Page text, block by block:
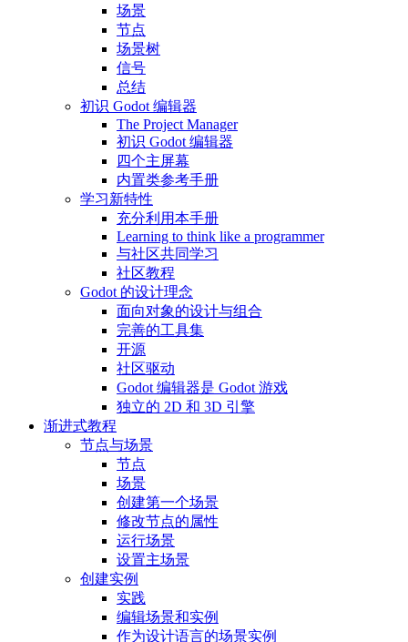
场景
节点
场景树
信号
总结
初识 Godot 编辑器
The Project Manager
初识 Godot 编辑器
四个主屏幕
内置类参考手册
学习新特性
充分利用本手册
Learning to think like a programmer
与社区共同学习
社区教程
Godot 的设计理念
面向对象的设计与组合
完善的工具集
开源
社区驱动
Godot 编辑器是 Godot 游戏
独立的 2D 和 3D 引擎
渐进式教程
节点与场景
节点
场景
创建第一个场景
修改节点的属性
运行场景
设置主场景
创建实例
实践
编辑场景和实例
作为设计语言的场景实例